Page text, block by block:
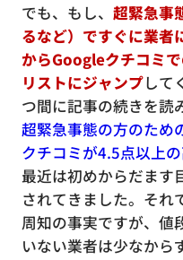
でも、もし、 超緊急事
るなど）ですぐに業者
からGoogleクチコミ
リストにジャンプして
つ間に記事の続きを読
超緊急事態の方のため
クチコミが4.5点以上
最近は初めからだます
されてきました。それ
周知の事実ですが、値
いない業者は少なから